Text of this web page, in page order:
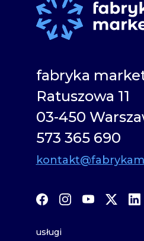
fabryka
Ratuszowa 11
03-450
573 365 690
usługi